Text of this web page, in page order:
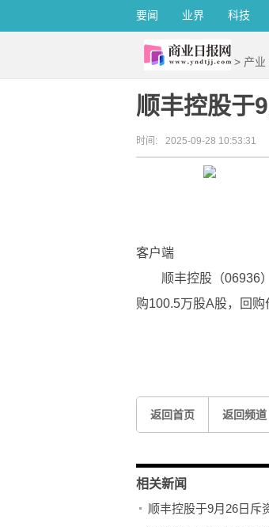
要闻 业界 科技
> 产业
顺丰控股于
时间: 2025-09-28 10:53:31
客户端
顺丰控股（06936
购100.5万股A股，回购
返回首页 返回频道
相关新闻
顺丰控股于9月26日斥